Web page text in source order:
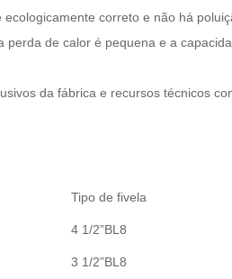
correto e não há
de calor é pequena e a
da fábrica e recursos técnicos
Tipo de fivela
4 1/2”BL8
3 1/2”BL8